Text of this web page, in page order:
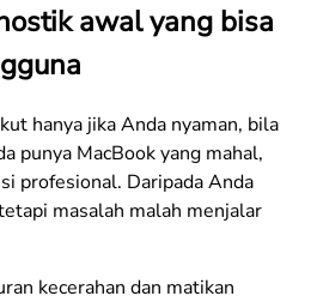
awal yang bisa
hanya jika Anda nyaman, bila
punya MacBook yang mahal,
profesional. Daripada Anda
masalah malah menjalar
kecerahan dan matikan